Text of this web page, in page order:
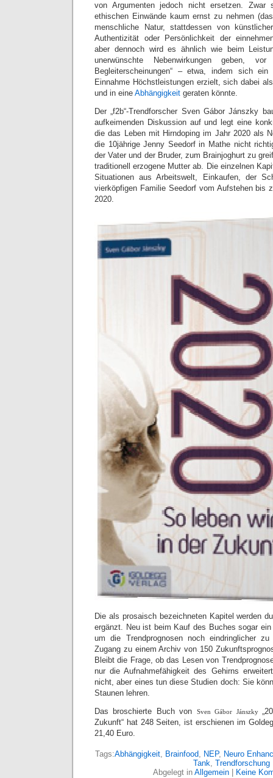
von Argumenten jedoch nicht ersetzen. Zwar
ethischen Einwände kaum ernst zu nehmen
menschliche Natur, stattdessen von
Authentizität oder Persönlichkeit der
aber dennoch wird es ähnlich wie beim
unerwünschte Nebenwirkungen geben,
Begleiterscheinungen“ – etwa, indem sich
Einnahme Höchstleistungen erzielt, sich dabei
und in eine Abhängigkeit geraten könnte.
Der „f2b“-Trendforscher Sven Gábor Jánszky
aufkeimenden Diskussion auf und legt eine
die das Leben mit Hirndoping im Jahr 2020 als
die 10jährige Jenny Seedorf in Mathe nicht
der Vater und der Bruder, zum Brainjoghurt zu
traditionell erzogene Mutter ab. Die einzelnen
Situationen aus Arbeitswelt, Einkaufen, der
vierköpfigen Familie Seedorf vom Aufstehen bis
2020.
Die als prosaisch bezeichneten Kapitel werden
ergänzt. Neu ist beim Kauf des Buches sogar ein
um die Trendprognosen noch eindringlicher
Zugang zu einem Archiv von 150
Bleibt die Frage, ob das Lesen von
nur die Aufnahmefähigkeit des Gehirns
nicht, aber eines tun diese Studien doch: Sie
Staunen lehren.
Das broschierte Buch von
Sven Gábor Jánszky
Zukunft“ hat 248 Seiten, ist erschienen im
21,40 Euro.
Tags:Abhängigkeit, Brainfood, NEP, Neuro
Tank, Trendforschung
Abgelegt in Allgemein Keine